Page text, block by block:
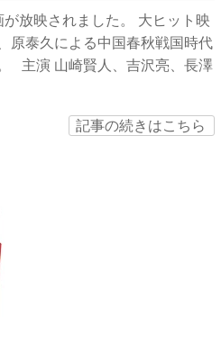
放映されました。 大ヒット映
原泰久による中国春秋戦国時代
主演 山崎賢人、吉沢亮、長澤
記事の続きはこちら